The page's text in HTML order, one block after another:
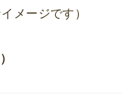
メージです）